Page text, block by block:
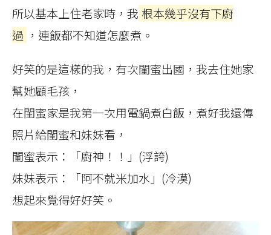
所以基本上住老家時，我 根本幾乎沒有下廚
過 ，連飯都不知道怎麼煮。
好笑的是這樣的我，有次閨蜜出國，我去住她家
幫她顧毛孩，
在閨蜜家是我第一次用電鍋煮白飯，煮好我還傳
照片給閨蜜和妹妹看，
閨蜜表示：「廚神！！」(浮誇)
妹妹表示：「阿不就米加水」(冷漠)
想起來覺得好好笑。